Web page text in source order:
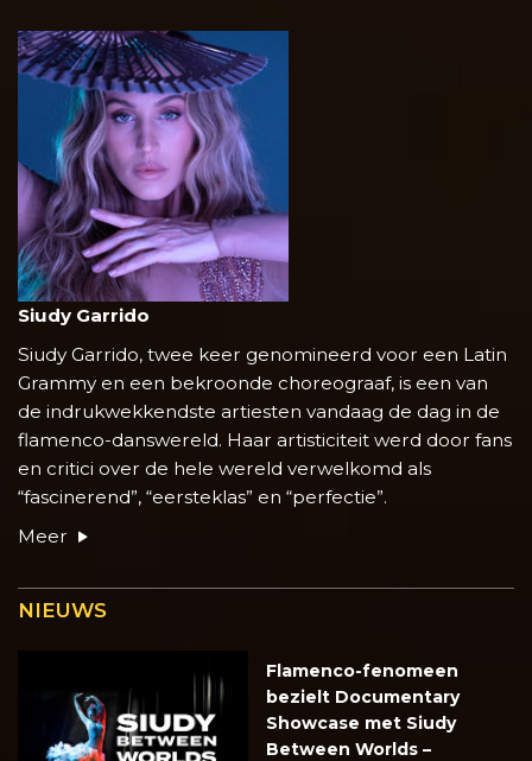
Siudy Garrido
Siudy Garrido, twee keer genomineerd voor een Latin
Grammy en een bekroonde choreograaf, is een van
de indrukwekkendste artiesten vandaag de dag in de
flamenco-danswereld. Haar artisticiteit werd door fans
en critici over de hele wereld verwelkomd als
“fascinerend”, “eersteklas” en “perfectie”.
Meer
NIEUWS
Flamenco-fenomeen
bezielt Documentary
Showcase met Siudy
Between Worlds –